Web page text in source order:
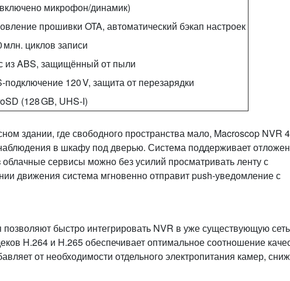
микрофон/динамик)
прошивки OTA, автоматический бэкап настроек
млн. циклов записи
из ABS, защищённый от пыли
120 V, защита от перезарядки
(128 GB, UHS‑I)
здании, где свободного пространства мало, Macroscop NVR
в шкафу под дверью. Система поддерживает
сервисы можно без усилий просматривать ленту с
движения система мгновенно отправит push‑уведомление с
позволяют быстро интегрировать NVR в уже существующую
H.264 и H.265 обеспечивает оптимальное соотношение
от необходимости отдельного электропитания камер,